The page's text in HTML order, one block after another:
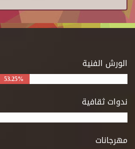
الورش الفنية
53.25%
ندوات ثقافية
مهرجانات